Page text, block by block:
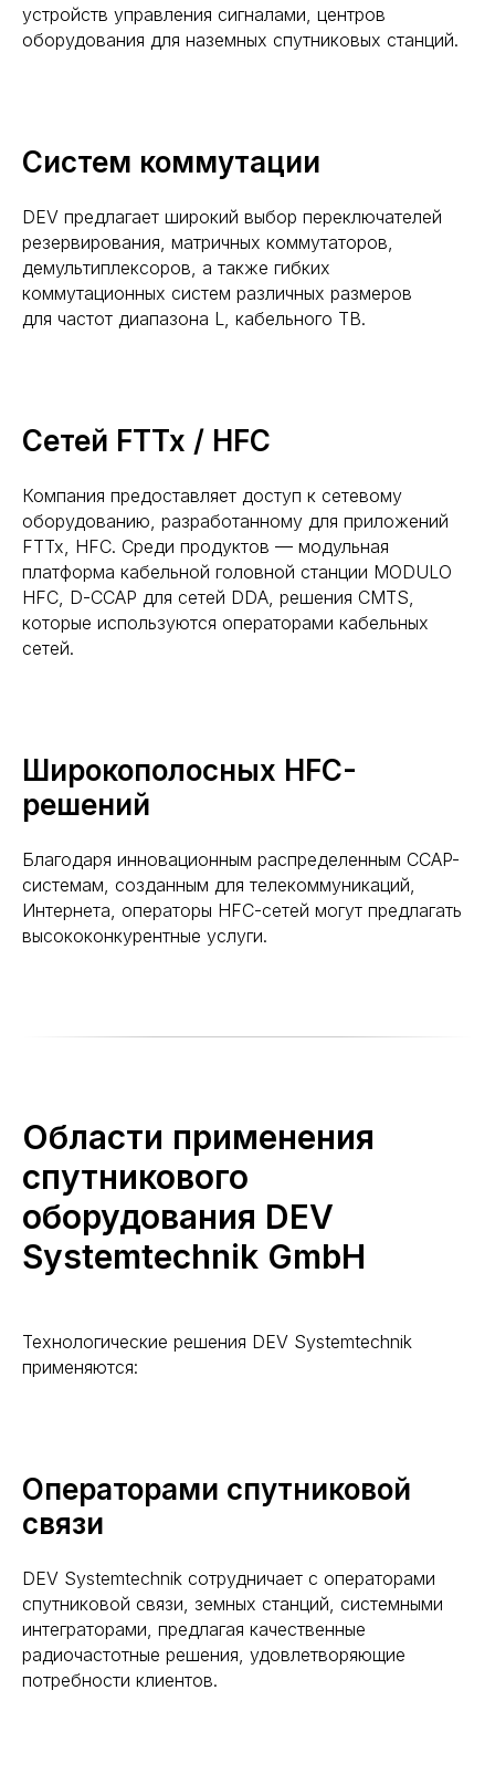
устройств управления сигналами, центров
оборудования для наземных спутниковых станций.
Систем коммутации
DEV предлагает широкий выбор переключателей
резервирования, матричных коммутаторов,
демультиплексоров, а также гибких
коммутационных систем различных размеров
для частот диапазона L, кабельного ТВ.
Сетей FTTx / HFC
Компания предоставляет доступ к сетевому
оборудованию, разработанному для приложений
FTTx, HFC. Среди продуктов — модульная
платформа кабельной головной станции MODULO
HFC, D-CCAP для сетей DDA, решения CMTS,
которые используются операторами кабельных
сетей.
Широкополосных HFC-
решений
Благодаря инновационным распределенным CCAP-
системам, созданным для телекоммуникаций,
Интернета, операторы HFC-сетей могут предлагать
высококонкурентные услуги.
Области применения
спутникового
оборудования DEV
Systemtechnik GmbH
Технологические решения DEV Systemtechnik
применяются:
Операторами спутниковой
связи
DEV Systemtechnik сотрудничает с операторами
спутниковой связи, земных станций, системными
интеграторами, предлагая качественные
радиочастотные решения, удовлетворяющие
потребности клиентов.